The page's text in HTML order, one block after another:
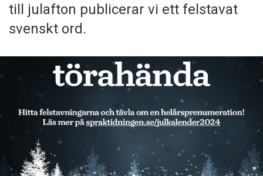
till julafton publicerar vi ett felstavat
svenskt ord.